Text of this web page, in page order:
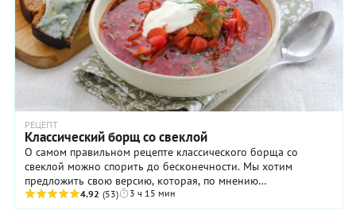
РЕЦЕПТ
Классический борщ со свеклой
О самом правильном рецепте классического борща со
свеклой можно спорить до бесконечности. Мы хотим
предложить свою версию, которая, по мнению
многочисленных специалистов, вполне имеет право на ...
4.92 (53) 3 ч 15 мин